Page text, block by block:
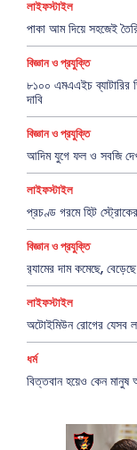
লাইফস্টাইল
পাকা আম দিয়ে সহজেই
বিজ্ঞান ও প্রযুক্তি
৮১০০ এমএএইচ ব্যাটারির
দাবি
বিজ্ঞান ও প্রযুক্তি
আদিম যুগে ফল ও সবজি
লাইফস্টাইল
প্রচণ্ড গরমে হিট
বিজ্ঞান ও প্রযুক্তি
র‍্যামের দাম কমেছে,
লাইফস্টাইল
অটোইমিউন রোগের যেসব
ধর্ম
বিত্তবান হয়েও কেন মানুষ